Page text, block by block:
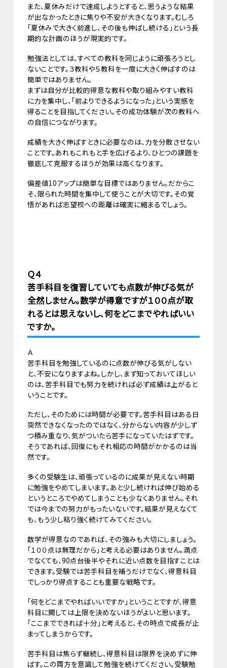
また、夏休みだけで達成しようとすると、思うような結果
が出なかったときに焦りや不安が大きくなります。むしろ
「夏休みで大きく前進し、その後も伸ばし続ける」という長
期的な計画のほうが現実的です。
勉強法としては、すべての教科を同じように頑張ろうとし
ないことです。３教科や５教科を一度に大きく伸ばすのは
簡単ではありません。
まずは自分が比較的得意な教科や取り組みやすい教科
に力を集中し、「前よりできるようになった」という実感を
得ることを目指してください。その成功体験が次の教科へ
の自信につながります。
成績を大きく伸ばすときに必要なのは、力を分散させない
ことです。あれもこれもと手を広げるより、ひとつの課題を
徹底して克服するほうが効果は高くなります。
偏差値10アップは簡単な目標ではありません。だからこ
そ、限られた時間を集中して使うことが大切です。その覚
悟があれば志望校への距離は確実に縮まるでしょう。
Ｑ４
苦手科目を復習していても点数が伸びる気が
全然しません。数学が得意ですが１００点が取
れるとは思えないし、何をどこまでやればいい
ですか。
Ａ
苦手科目を勉強しているのに点数が伸びる気がしない
と、不安になりますよね。しかし、まず知っておいてほしい
のは、苦手科目でも努力を続ければ必ず成績は上がると
いうことです。
ただし、そのためには時間が必要です。苦手科目はある日
突然できなくなったのではなく、分からない内容が少しず
つ積み重なり、気がついたら苦手になっていたはずです。
そうであれば、回復にもそれ相応の時間がかかるのは当
然です。
多くの受験生は、頑張っているのに成果が見えない時期
に勉強をやめてしまいます。あと少し続ければ伸び始める
というところでやめてしまうことも少なくありません。それ
では今までの努力がもったいないです。結果が見えなくて
も、もう少し粘り強く続けてみてください。
数学が得意なのであれば、その強みも大切にしましょう。
「１００点は無理だから」と考える必要はありません。満点
でなくても、90点台後半やそれに近い点数を目指すことは
できます。受験では苦手科目を補うだけでなく、得意科目
でしっかり得点することも重要な戦略です。
「何をどこまでやればいいですか」ということですが、得意
科目に関しては上限を決めないほうがよいと思います。
「ここまでできれば十分」と考えると、その時点で成長が止
まってしまうからです。
苦手科目は焦らず継続し、得意科目は限界を決めずに伸
ばす。この両方を意識して勉強を続けてください。受験勉